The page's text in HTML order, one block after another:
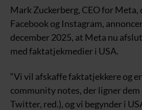
Mark Zuckerberg, CEO for Meta,
Facebook og Instagram,
december 2025, at Meta nu
med faktatjekmedier i USA.
“Vi vil afskaffe faktatjekkere og
community notes, der ligner
Twitter, red.), og vi begynder i